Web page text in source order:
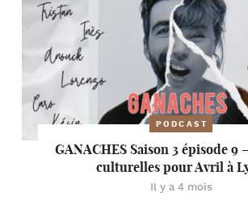
PODCAST
GANACHES Saison 3 épisode 9
culturelles pour Avril à
Il y a 4 mois